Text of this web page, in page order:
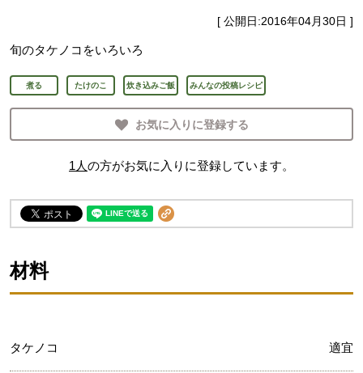
[ 公開日:2016年04月30日 ]
旬のタケノコをいろいろ
煮る たけのこ 炊き込みご飯 みんなの投稿レシピ
お気に入りに登録する
1 人の方がお気に入りに登録しています。
材料
タケノコ 適宜